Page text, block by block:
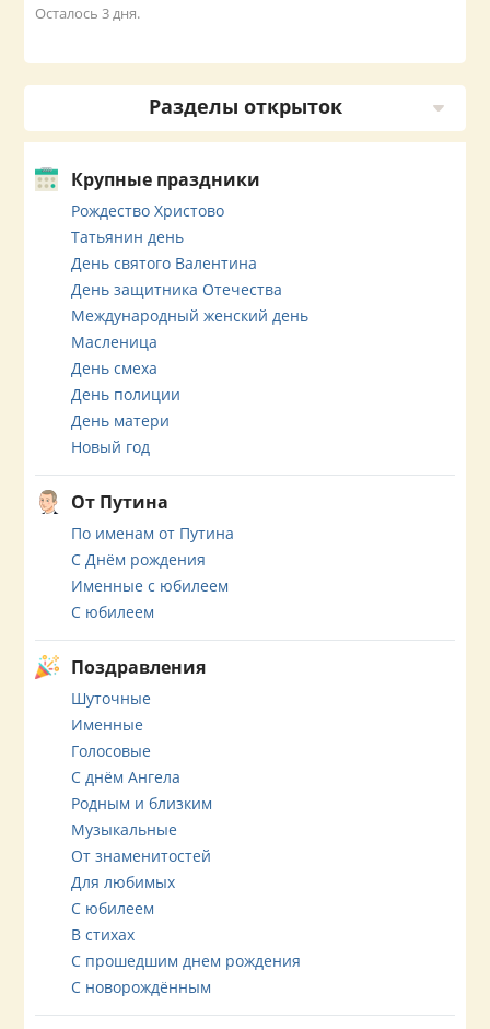
Осталось 3 дня.
Разделы открыток
Крупные праздники
Рождество Христово
Татьянин день
День святого Валентина
День защитника Отечества
Международный женский день
Масленица
День смеха
День полиции
День матери
Новый год
От Путина
По именам от Путина
С Днём рождения
Именные с юбилеем
С юбилеем
Поздравления
Шуточные
Именные
Голосовые
С днём Ангела
Родным и близким
Музыкальные
От знаменитостей
Для любимых
С юбилеем
В стихах
С прошедшим днем рождения
С новорождённым